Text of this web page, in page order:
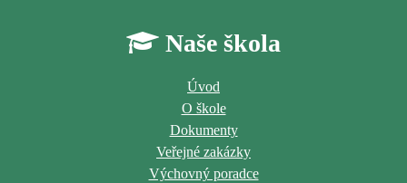
Naše škola
Úvod
O škole
Dokumenty
Veřejné zakázky
Výchovný poradce